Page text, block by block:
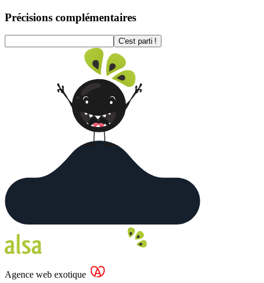
Précisions complémentaires
C'est parti !
Agence web exotique